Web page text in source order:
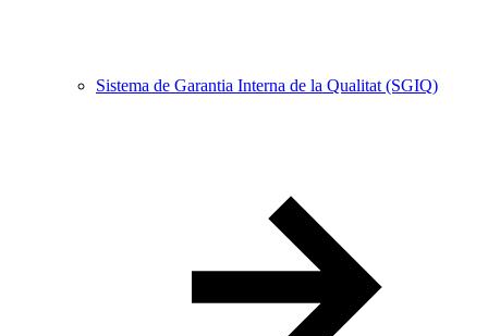
Sistema de Garantia Interna de la Qualitat (SGIQ)